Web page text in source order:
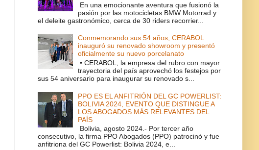
En una emocionante aventura que fusionó la
pasión por las motocicletas BMW Motorrad y
el deleite gastronómico, cerca de 30 riders recorrier...
Conmemorando sus 54 años, CERABOL
inauguró su renovado showroom y presentó
oficialmente su nuevo porcelanato
• CERABOL, la empresa del rubro con mayor
trayectoria del país aprovechó los festejos por
sus 54 aniversario para inaugurar su renovado s...
PPO ES EL ANFITRIÓN DEL GC POWERLIST:
BOLIVIA 2024, EVENTO QUE DISTINGUE A
LOS ABOGADOS MÁS RELEVANTES DEL
PAÍS
Bolivia, agosto 2024.- Por tercer año
consecutivo, la firma PPO Abogados (PPO) patrocinó y fue
anfitriona del GC Powerlist: Bolivia 2024, e...